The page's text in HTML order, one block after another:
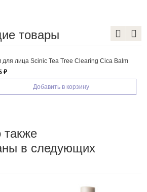
товары
для лица Scinic Tea Tree Clearing Cica Balm
₽
Добавить в корзину
в следующих